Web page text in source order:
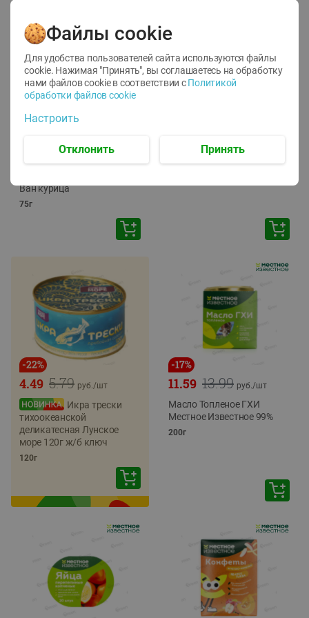
12
1.05 руб./
руб./шт
Корм влаж. для кош. с
Ван курица
75г
ТОФУ Vegetus ТВЕРДЫЙ
-22%
5.79
4.49 руб./шт
Икра трески
тихоокеанской
деликатесная Лунское
море 120г ж/б ключ
120г
-17%
13.99
11.59 руб./шт
Масло Топленое ГХИ
Местное Известное 99%
200г
Файлы cookie
Для удобства пользователей сайта используются файлы
cookie. Нажимая "Принять", вы соглашаетесь на обработку
нами файлов cookie в соответствии с Политикой
обработки файлов cookie
Настроить
Отклонить Принять